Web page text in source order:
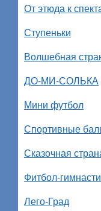
От этюда к
Ступеньки
Волшебная
ДО-МИ-СОЛЬКА
Мини футбол
Спортивные
Сказочная
Фитбол-
Лего-Град